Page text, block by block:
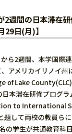
2週間の日本滞在
日(月)】
ら2週間、本学国際
アメリカイリノイ州
of Lake
本滞在研修プログラ
to International
して両校の教員らに
の学生が共通教育科